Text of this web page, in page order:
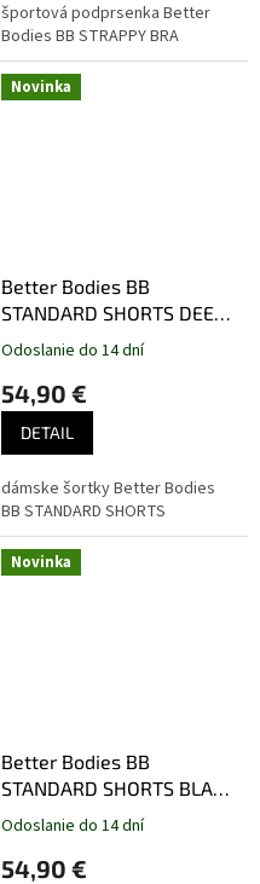
športová podprsenka Better
Bodies BB STRAPPY BRA
Novinka
Better Bodies BB
STANDARD SHORTS DEEP
FOREST CAMO – šortky
zelené
Odoslanie do 14 dní
54,90 €
DETAIL
dámske šortky Better Bodies
BB STANDARD SHORTS
Novinka
Better Bodies BB
STANDARD SHORTS BLACK
– šortky Better Bodies
Odoslanie do 14 dní
54,90 €